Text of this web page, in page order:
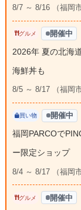
8/7 ～ 8/16 （福岡
グルメ 開催中
2026年 夏の北海
海鮮丼も
8/5 ～ 8/17 （福岡
買い物 開催中
福岡PARCOで
ー限定ショップ
8/4 ～ 8/17 （福岡
グルメ 開催中